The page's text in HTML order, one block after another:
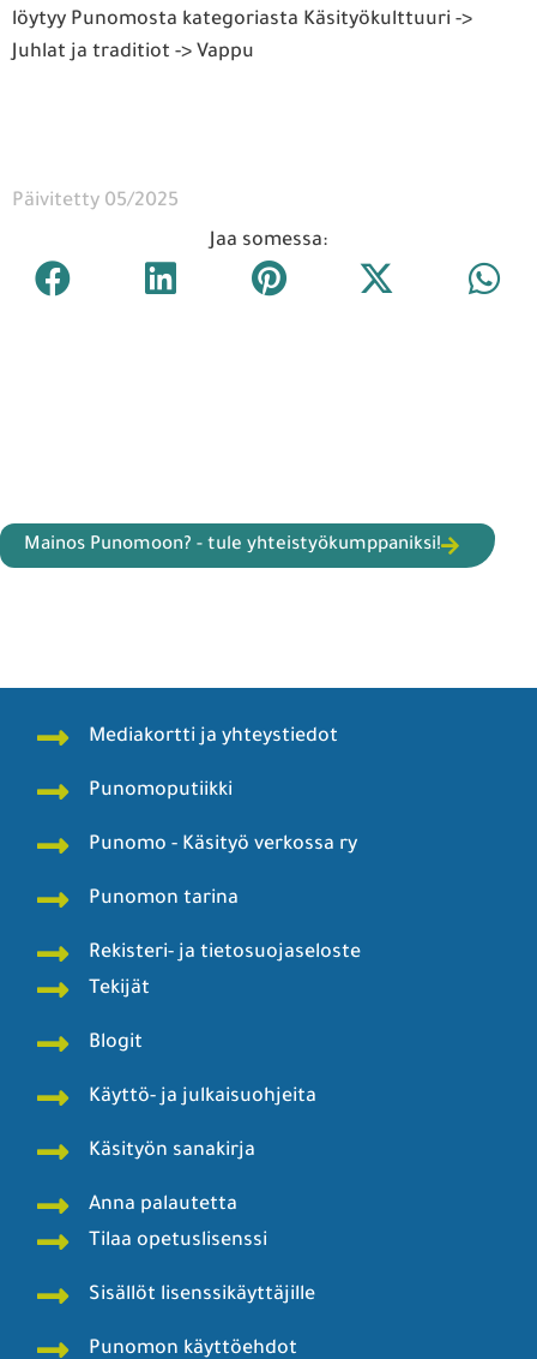
löytyy Punomosta kategoriasta Käsityökulttuuri ->
Juhlat ja traditiot -> Vappu
Päivitetty 05/2025
Jaa somessa:
Mainos Punomoon? - tule yhteistyökumppaniksi!
Mediakortti ja yhteystiedot
Punomoputiikki
Punomo - Käsityö verkossa ry
Punomon tarina
Rekisteri- ja tietosuojaseloste
Tekijät
Blogit
Käyttö- ja julkaisuohjeita
Käsityön sanakirja
Anna palautetta
Tilaa opetuslisenssi
Sisällöt lisenssikäyttäjille
Punomon käyttöehdot